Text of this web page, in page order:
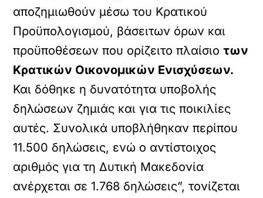
αποζημιωθούν μέσω του Κρατικού
Προϋπολογισμού, βάσειτων όρων και
προϋποθέσεων που ορίζειτο πλαίσιοτων
Κρατικών Οικονομικών Ενισχύσεων.
Και δόθηκε η δυνατότητα υποβολής
δηλώσεων ζημιάς και για τις ποικιλίες
αυτές. Συνολικά υποβλήθηκαν περίπου
11.500 δηλώσεις, ενώ ο αντίστοιχος
αριθμός για τη Δυτική Μακεδονία
ανέρχεται σε 1.768 δηλώσεις”, τονίζεται